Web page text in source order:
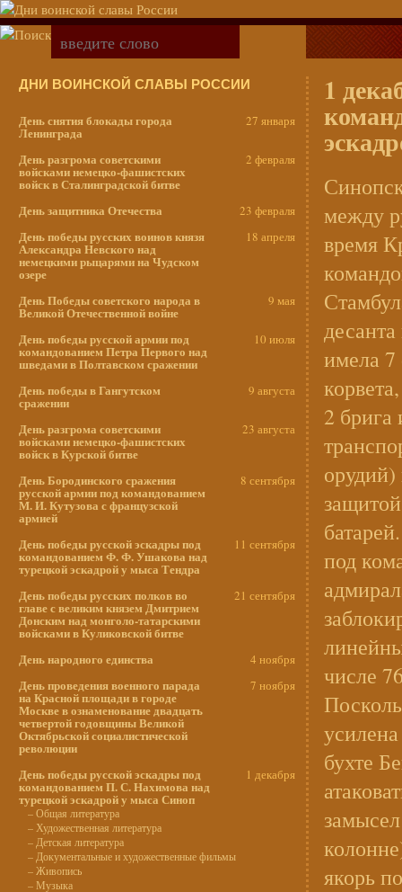
ДНИ ВОИНСКОЙ СЛАВЫ РОССИИ
День снятия блокады города
Ленинграда
27 января
День разгрома советскими
войсками немецко-фашистских
войск в Сталинградской битве
2 февраля
День защитника Отечества 23 февраля
День победы русских воинов князя
Александра Невского над
немецкими рыцарями на Чудском
озере
18 апреля
День Победы советского народа в
Великой Отечественной войне
9 мая
День победы русской армии под
командованием Петра Первого над
шведами в Полтавском сражении
10 июля
День победы в Гангутском
сражении
9 августа
День разгрома советскими
войсками немецко-фашистских
войск в Курской битве
23 августа
День Бородинского сражения
русской армии под командованием
М. И. Кутузова с французской
армией
8 сентября
День победы русской эскадры под
командованием Ф. Ф. Ушакова над
турецкой эскадрой у мыса Тендра
11 сентября
День победы русских полков во
главе с великим князем Дмитрием
Донским над монголо-татарскими
войсками в Куликовской битве
21 сентября
День народного единства 4 ноября
День проведения военного парада
на Красной площади в городе
Москве в ознаменование двадцать
четвертой годовщины Великой
Октябрьской социалистической
революции
7 ноября
День победы русской эскадры под
командованием П. С. Нахимова над
турецкой эскадрой у мыса Синоп
1 декабря
– Общая литература
– Художественная литература
– Детская литература
– Документальные и художественные фильмы
– Живопись
– Музыка
1
между
время
имела 7
2
орудий)
под
числе
бухте
якорь